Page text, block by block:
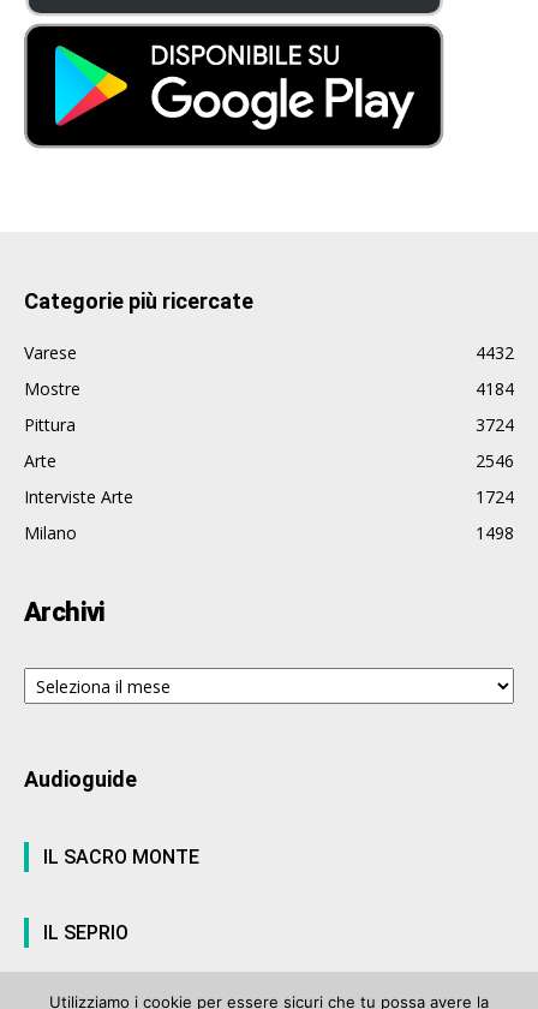
Categorie più ricercate
Varese
4432
Mostre
4184
Pittura
3724
Arte
2546
Interviste Arte
1724
Milano
1498
Archivi
Archivi
Audioguide
IL SACRO MONTE
IL SEPRIO
Utilizziamo i cookie per essere sicuri che tu possa avere la